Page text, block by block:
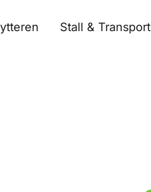
Stall & Transport